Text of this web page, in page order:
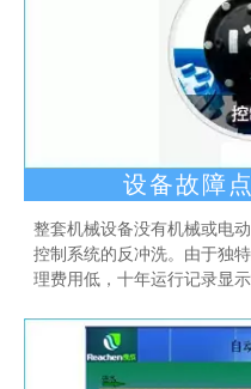
设备故障
整套机械设备没有机械或电
控制系统的反冲洗。由于独
理费用低，十年运行记录显示